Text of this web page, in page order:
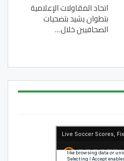
اتحاد المقاولات الإعلامية
بتطوان يشيد بتضحيات
الصحافيين خلال…